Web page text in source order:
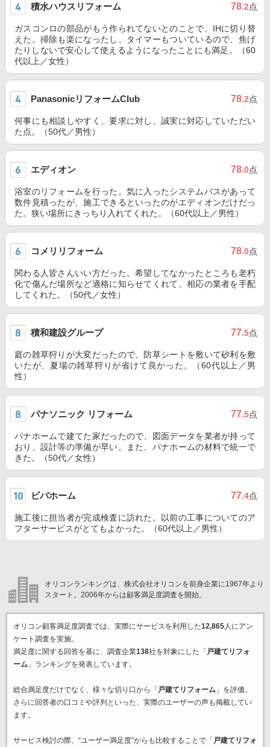
積水ハウスリフォーム 78.2点
ガスコンロの部品がもう作られてないとのことで、IHに切り替
えた。掃除も楽になったし、タイマーもついているので、焦げ
たりしないで安心して使えるようになったことにも満足。（60
代以上／女性）
PanasonicリフォームClub 78.2点
何事にも相談しやすく、要求に対し、誠実に対応していただい
た点。（50代／男性）
エディオン 78.0点
浴室のリフォームを行った。気に入ったシステムバスがあって
数件見積ったが、施工できるといったのがエディオンだけだっ
た。狭い場所にきっちり入れてくれた。（60代以上／男性）
コメリリフォーム 78.0点
関わる人皆さんいい方だった。希望してなかったところも老朽
化で傷んだ場所など適格に知らせてくれて、相応の業者を手配
してくれた。（50代／女性）
積和建設グループ 77.5点
庭の雑草狩りが大変だったので、防草シートを敷いて砂利を敷
いたが、夏場の雑草狩りが省けて良かった。（60代以上／男
性）
パナソニック リフォーム 77.5点
パナホームで建てた家だったので、図面データを業者が持って
おり、設計等の準備が早い。また、パナホームの材料で統一で
きた。（50代／女性）
ビバホーム 77.4点
施工後に担当者が完成検査に訪れた。以前の工事についてのア
フターサービスがとてもよかった。（60代以上／男性）
オリコンランキングは、株式会社オリコンを前身企業に1967年より
スタート。2006年からは顧客満足度調査を開始。
オリコン顧客満足度調査では、実際にサービスを利用した12,865人にアン
ケート調査を実施。
満足度に関する回答を基に、調査企業138社を対象にした「 戸建てリフォ
ーム」ランキングを発表しています。
総合満足度だけでなく、様々な切り口から「 戸建てリフォーム」を評価。
さらに回答者の口コミや評判といった、実際のユーザーの声も掲載してい
ます。
サービス検討の際、“ユーザー満足度”からも比較することで「 戸建てリフォ